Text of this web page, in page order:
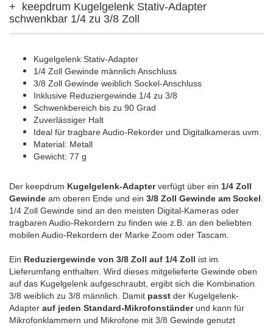
+
keepdrum Kugelgelenk Stativ-Adapter
schwenkbar 1/4 zu 3/8 Zoll
Kugelgelenk Stativ-Adapter
1/4 Zoll Gewinde männlich Anschluss
3/8 Zoll Gewinde weiblich Sockel-Anschluss
Inklusive Reduziergewinde 1/4 zu 3/8
Schwenkbereich bis zu 90 Grad
Zuverlässiger Halt
Ideal für tragbare Audio-Rekorder und Digitalkameras uvm.
Material: Metall
Gewicht: 77 g
Der keepdrum Kugelgelenk-Adapterverfügt über ein 1/4 Zoll
Gewinde am oberen Ende und ein 3/8 Zoll Gewinde am Sockel
1/4 Zoll Gewinde sind an den meisten Digital-Kameras oder
tragbaren Audio-Rekordern zu finden wie z.B. an den beliebten
mobilen Audio-Rekordern der Marke Zoom oder Tascam.
Ein Reduziergewinde von 3/8 Zoll auf 1/4 Zoll ist im
Lieferumfang enthalten. Wird dieses mitgelieferte Gewinde oben
auf das Kugelgelenk aufgeschraubt, ergibt sich die Kombination
3/8 weiblich zu 3/8 männlich. Damit passt der Kugelgelenk-
Adapter auf jeden Standard-Mikrofonständerund kann für
Mikrofonklammern und Mikrofone mit 3/8 Gewinde genutzt